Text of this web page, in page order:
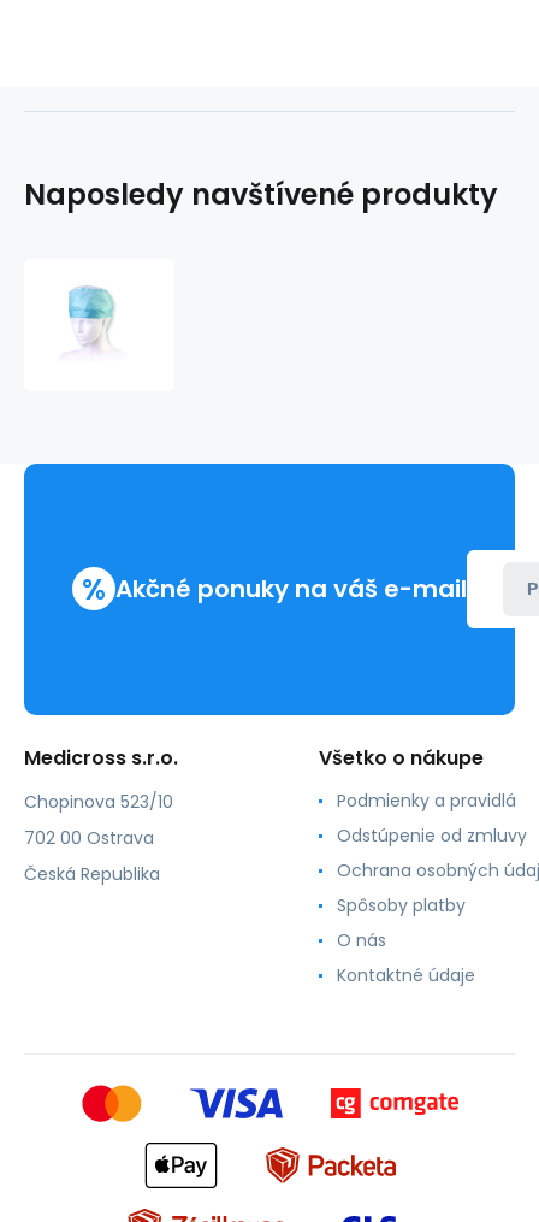
Naposledy navštívené produkty
% Akčné ponuky na váš e-mail
Medicross s.r.o.
Chopinova 523/10
702 00 Ostrava
Česká Republika
Všetko o nákupe
Podmienky a pravidlá
Odstúpenie od zmluvy
Ochrana osobných
Spôsoby platby
O nás
Kontaktné údaje